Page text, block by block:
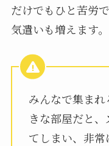
だけでもひと苦労
気遣いも増えます。
みんなで集ま
きな部屋だと、
てしまい、非